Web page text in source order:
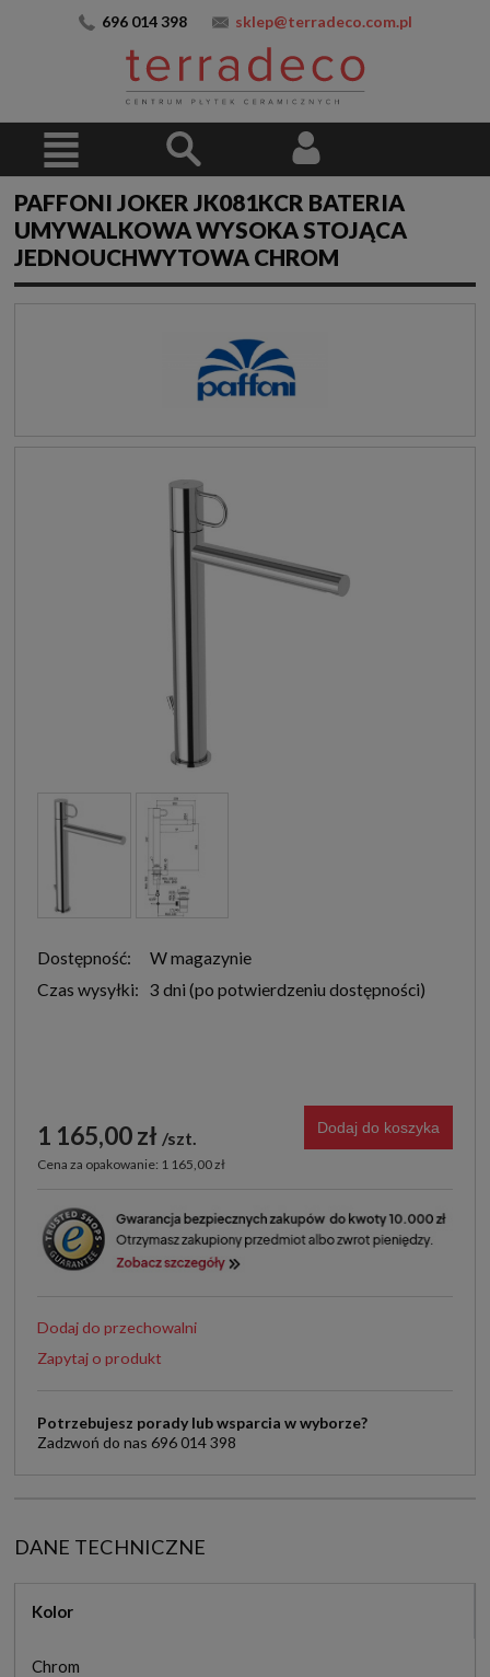
696 014 398 sklep@terradeco.com.pl
PAFFONI JOKER JK081KCR BATERIA
UMYWALKOWA WYSOKA STOJĄCA
JEDNOUCHWYTOWA CHROM
Dostępność:
W magazynie
Czas wysyłki: 3 dni
1 165,00 zł szt.
Cena za opakowanie: 1 165,00 zł
Dodaj do koszyka
Dodaj do przechowalni
Zapytaj o produkt
Potrzebujesz porady lub wsparcia w wyborze?
Zadzwoń do nas 696 014 398
DANE TECHNICZNE
Kolor
Chrom